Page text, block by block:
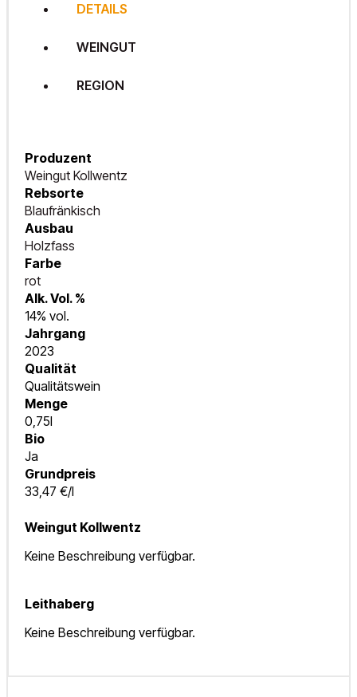
DETAILS
WEINGUT
REGION
Produzent
Weingut Kollwentz
Rebsorte
Blaufränkisch
Ausbau
Holzfass
Farbe
rot
Alk. Vol. %
14% vol.
Jahrgang
2023
Qualität
Qualitätswein
Menge
0,75l
Bio
Ja
Grundpreis
33,47 €/l
Weingut Kollwentz
Keine Beschreibung verfügbar.
Leithaberg
Keine Beschreibung verfügbar.